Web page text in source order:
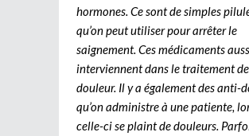
hormones. Ce sont de simples
qu’on peut utiliser pour arrêter le
saignement. Ces médicaments
interviennent dans le traitement
douleur. Il y a également des anti-
qu’on administre à une patiente,
celle-ci se plaint de douleurs.